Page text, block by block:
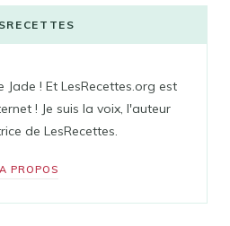
Jade ! Et LesRecettes.org est
! Je suis la voix, l'auteur
de LesRecettes.
A PROPOS